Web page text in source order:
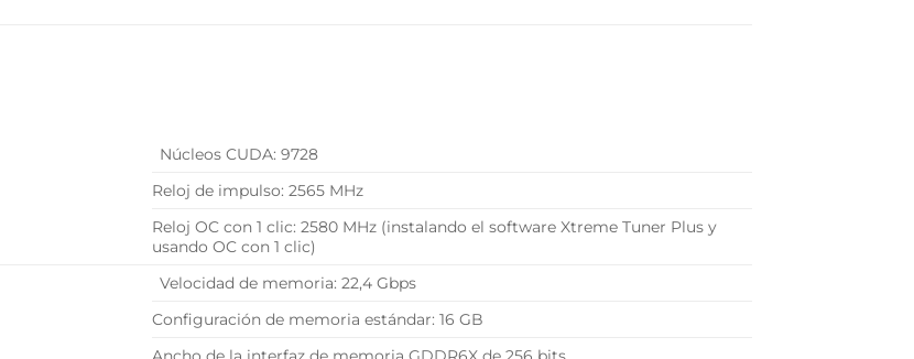
Núcleos CUDA: 9728
Reloj de impulso: 2565 MHz
Reloj OC con 1 clic: 2580 MHz (instalando el software Xtreme Tuner Plus y
usando OC con 1 clic)
Velocidad de memoria: 22,4 Gbps
Configuración de memoria estándar: 16 GB